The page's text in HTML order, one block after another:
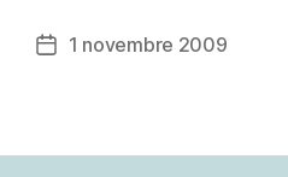
Date1 novembre 2009